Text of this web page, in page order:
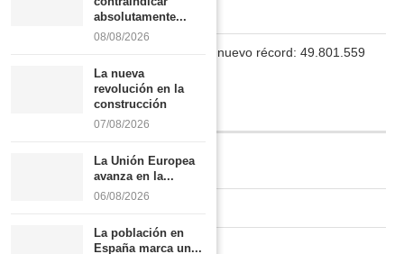
La población en España marca un nuevo récord: 49.801.559
Quiénes somos
absolutamente...
08/08/2026
La nueva
revolución en la
construcción
07/08/2026
La Unión Europea
avanza en la...
06/08/2026
La población en
España marca un...